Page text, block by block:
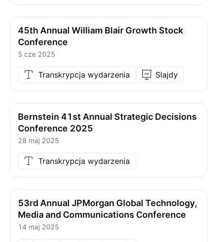
45th Annual William Blair Growth Stock
Conference
5 cze 2025
Transkrypcja wydarzenia Slajdy
Bernstein 41st Annual Strategic Decisions
Conference 2025
28 maj 2025
Transkrypcja wydarzenia
53rd Annual JPMorgan Global Technology,
Media and Communications Conference
14 maj 2025